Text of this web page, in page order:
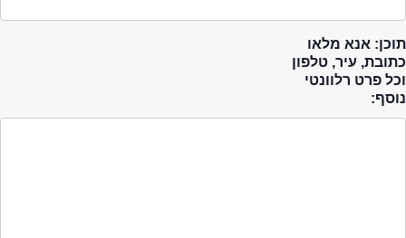
תוכן: אנא מלאו
כתובת, עיר, טלפון
וכל פרט רלוונטי
נוסף: